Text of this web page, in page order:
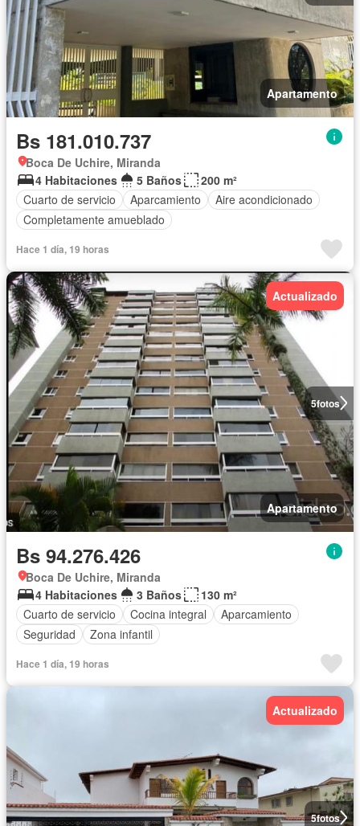
Apartamento
Bs 181.010.737
Boca De Uchire, Miranda
4 Habitaciones
5 Baños
200 m²
Cuarto de servicio
Aparcamiento
Aire acondicionado
Completamente amueblado
Hace 1 día, 19 horas
5fotos
Actualizado
Apartamento
Bs 94.276.426
Boca De Uchire, Miranda
4 Habitaciones
3 Baños
130 m²
Cuarto de servicio
Cocina integral
Aparcamiento
Seguridad
Zona infantil
Hace 1 día, 19 horas
5fotos
Actualizado